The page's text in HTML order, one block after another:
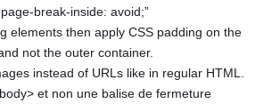
break-inside: avoid;”
elements then apply CSS padding on the
not the outer container.
instead of URLs like in regular HTML.
et non une balise de fermeture